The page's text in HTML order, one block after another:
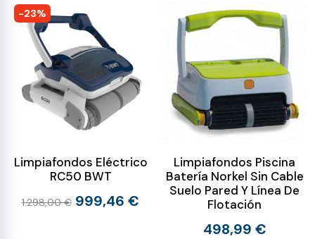
-23%
Limpiafondos Eléctrico
RC50 BWT
1.298,00 € 999,46 €
Limpiafondos Piscina
Batería Norkel Sin Cable
Suelo Pared Y Línea De
Flotación
498,99 €